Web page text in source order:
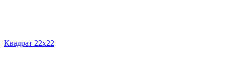
Квадрат 22х22